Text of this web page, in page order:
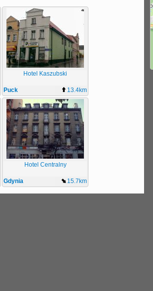
Hotel Kaszubski
Puck 13.4km
Hotel Centralny
Gdynia 15.7km